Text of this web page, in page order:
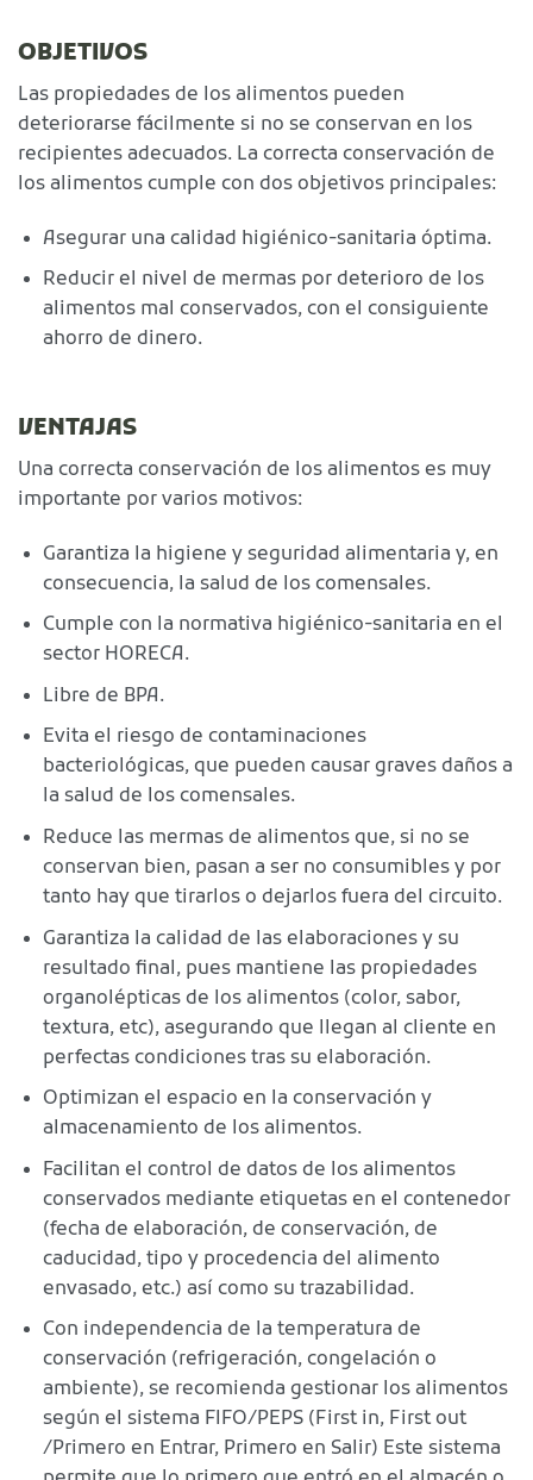
OBJETIVOS
Las propiedades de los alimentos pueden
deteriorarse fácilmente si no se conservan en los
recipientes adecuados. La correcta conservación de
los alimentos cumple con dos objetivos principales:
Asegurar una calidad higiénico-sanitaria óptima.
Reducir el nivel de mermas por deterioro de los
alimentos mal conservados, con el consiguiente
ahorro de dinero.
VENTAJAS
Una correcta conservación de los alimentos es muy
importante por varios motivos:
Garantiza la higiene y seguridad alimentaria y, en
consecuencia, la salud de los comensales.
Cumple con la normativa higiénico-sanitaria en el
sector HORECA.
Libre de BPA.
Evita el riesgo de contaminaciones
bacteriológicas, que pueden causar graves daños a
la salud de los comensales.
Reduce las mermas de alimentos que, si no se
conservan bien, pasan a ser no consumibles y por
tanto hay que tirarlos o dejarlos fuera del circuito.
Garantiza la calidad de las elaboraciones y su
resultado final, pues mantiene las propiedades
organolépticas de los alimentos (color, sabor,
textura, etc), asegurando que llegan al cliente en
perfectas condiciones tras su elaboración.
Optimizan el espacio en la conservación y
almacenamiento de los alimentos.
Facilitan el control de datos de los alimentos
conservados mediante etiquetas en el contenedor
(fecha de elaboración, de conservación, de
caducidad, tipo y procedencia del alimento
envasado, etc.) así como su trazabilidad.
Con independencia de la temperatura de
conservación (refrigeración, congelación o
ambiente), se recomienda gestionar los alimentos
según el sistema FIFO/PEPS (First in, First out
/Primero en Entrar, Primero en Salir) Este sistema